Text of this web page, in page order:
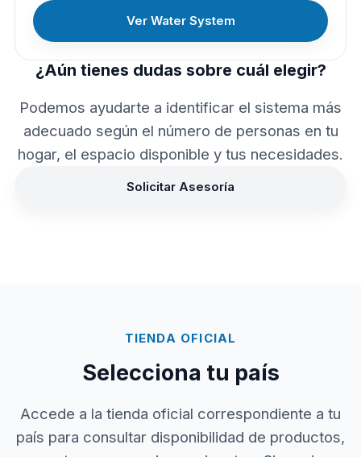
Ver Water System
¿Aún tienes dudas sobre cuál elegir?
Podemos ayudarte a identificar el sistema más
adecuado según el número de personas en tu
hogar, el espacio disponible y tus necesidades.
Solicitar Asesoría
TIENDA OFICIAL
Selecciona tu país
Accede a la tienda oficial correspondiente a tu
país para consultar disponibilidad de productos,